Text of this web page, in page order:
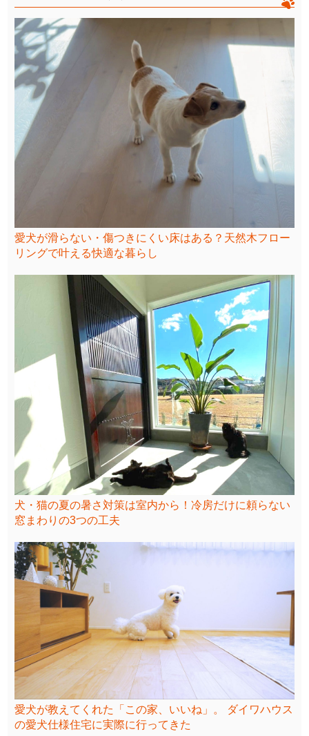
愛犬が滑らない・傷つきにくい床はある？天然木フロー
リングで叶える快適な暮らし
犬・猫の夏の暑さ対策は室内から！冷房だけに頼らない
窓まわりの3つの工夫
愛犬が教えてくれた「この家、いいね」。 ダイワハウス
の愛犬仕様住宅に実際に行ってきた